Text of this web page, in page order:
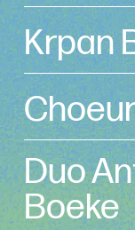
Krpan
Duo
Boeke